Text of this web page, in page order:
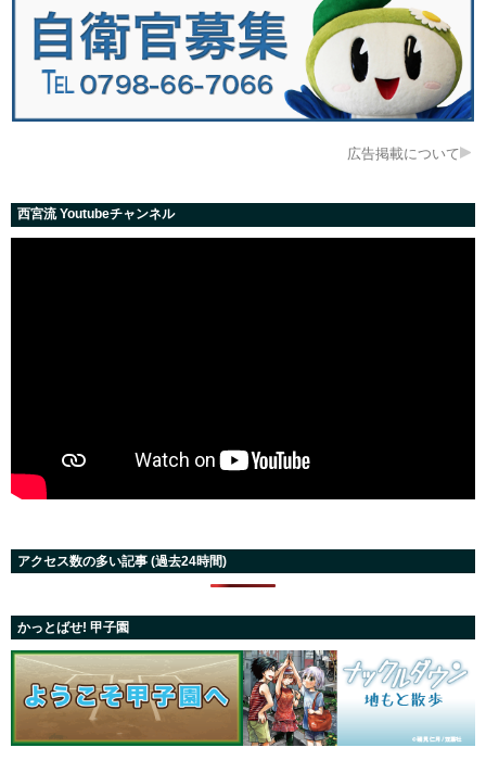
広告掲載について
西宮流 Youtubeチャンネル
アクセス数の多い記事 (過去24時間)
かっとばせ! 甲子園